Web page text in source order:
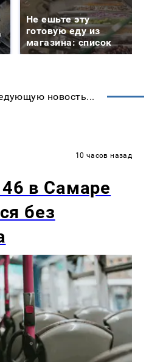
Не ешьте эту
готовую еду из
магазина: список
новость...
10 часов назад
в Самаре
без